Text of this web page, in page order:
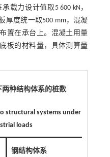
载力设计值取5 600 kN，
厚度统一取500 mm，混凝
置在承台上。混凝土用量
板的材料量，具体测算量
种结构体系的桩数
structural systems under
loads
钢结构体系